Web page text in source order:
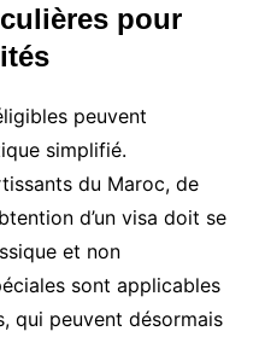
pour
peuvent
simplifié.
du Maroc, de
d’un visa doit se
et non
sont applicables
qui peuvent désormais